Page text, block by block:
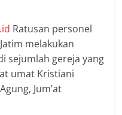
Ratusan personel
melakukan
sejumlah gereja yang
umat Kristiani
Jum’at